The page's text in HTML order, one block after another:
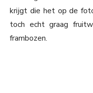
krijgt die het op de
toch echt graag
frambozen.